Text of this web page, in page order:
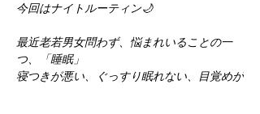
今回はナイトルーティン🌙
最近老若男女問わず、悩まれいることの一
つ、「睡眠」
寝つきが悪い、ぐっすり眠れない、目覚めが